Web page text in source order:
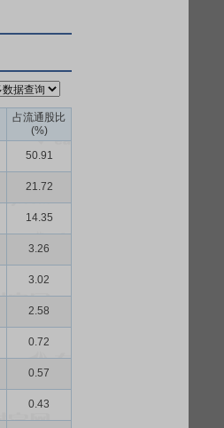
占流通股比
(%)
50.91
21.72
14.35
3.26
3.02
2.58
0.72
0.57
0.43